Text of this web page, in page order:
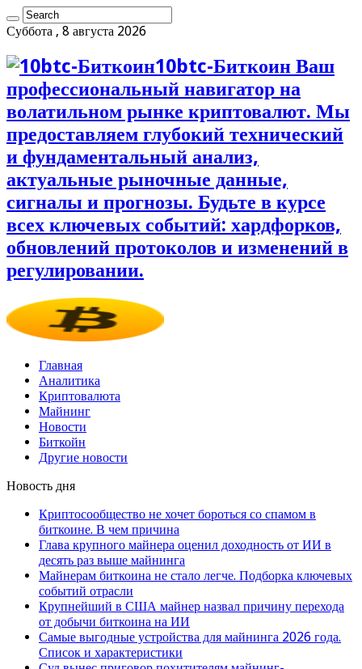
Суббота , 8 августа 2026
10btc-Биткоин Ваш
профессиональный навигатор на
волатильном рынке криптовалют. Мы
предоставляем глубокий технический
и фундаментальный анализ,
актуальные рыночные данные,
сигналы и прогнозы. Будьте в курсе
всех ключевых событий: хардфорков,
обновлений протоколов и изменений в
регулировании.
Главная
Аналитика
Криптовалюта
Майнинг
Новости
Биткойн
Другие новости
Новость дня
Криптосообщество не хочет бороться со спамом в
биткоине. В чем причина
Глава крупного майнера оценил доходность от ИИ в
десять раз выше майнинга
Майнерам биткоина не стало легче. Подборка ключевых
событий отрасли
Крупнейший в США майнер назвал причину перехода
от добычи биткоина на ИИ
Самые выгодные устройства для майнинга 2026 года.
Список и характеристики